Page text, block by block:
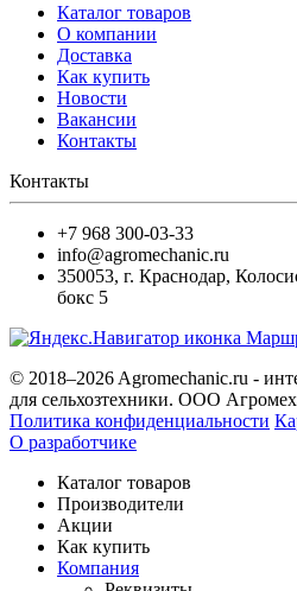
Каталог товаров
О компании
Доставка
Как купить
Новости
Вакансии
Контакты
Контакты
+7 968 300-03-33
info@agromechanic.ru
350053, г. Краснодар,
бокс 5
© 2018–2026 Agromechanic.ru -
для сельхозтехники. ООО
Политика конфиденциальности
О разработчике
Каталог товаров
Производители
Акции
Как купить
Компания